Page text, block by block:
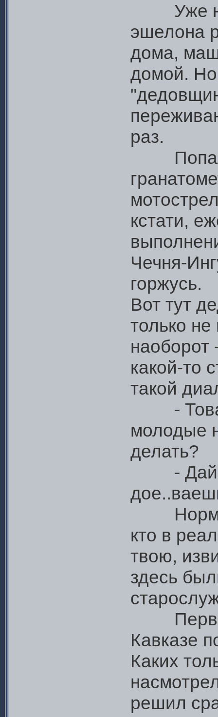
Уже на
эшелона
дома,
домой. Но
раз.
Попал
кстати,
Чечня-
горжусь.
Вот тут
только
какой-то
такой
-
молодые
делать?
- Дай
кто в
твою,
здесь
Первые
Кавказе
Каких
решил